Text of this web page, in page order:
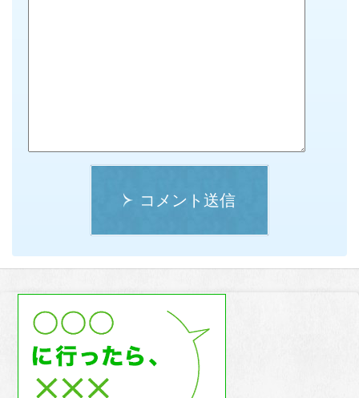
コメント送信